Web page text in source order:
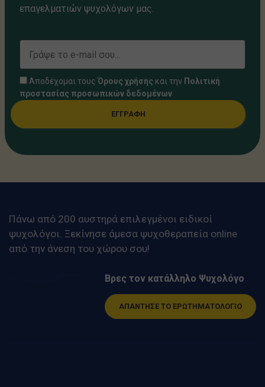
επαγελματιών ψυχολόγων μας.
Αποδέχομαι τουςΌρους χρήσης και την Πολιτική
προστασίας προσωπικών δεδομένων
ΕΓΓΡΑΦΗ
Πάνω από 200 αυστηρά επιλεγμένοι ειδικοί
ψυχολόγοι. Ξεκίνησε άμεσα ψυχοθεραπεία online
από την άνεση του χώρου σου!
Βρες τον κατάλληλο Ψυχολόγο
ΑΠΑΝΤΗΣΕ ΤΟ ΕΡΩΤΗΜΑΤΟΛΟΓΙΟ